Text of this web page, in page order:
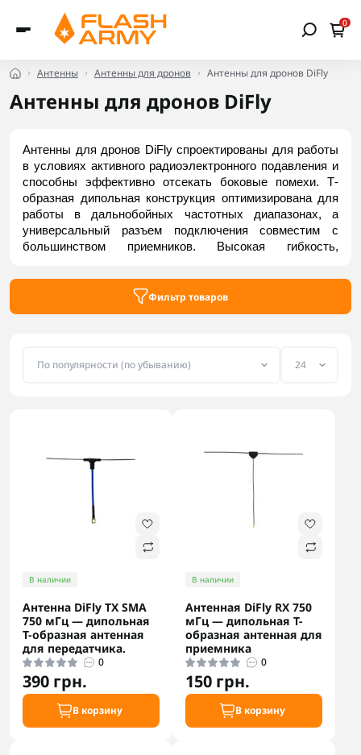
0
Антенны Антенны для дронов Антенны для дронов DiFly
Антенны для дронов DiFly
Антенны для дронов DiFly спроектированы для работы
в условиях активного радиоэлектронного подавления и
способны эффективно отсекать боковые помехи. Т-
образная дипольная конструкция оптимизирована для
работы в дальнобойных частотных диапазонах, а
универсальный разъем подключения совместим с
большинством приемников. Высокая гибкость,
парусность и обеспечивают устойчивость к
механическим нагрузкам. Приобрести актуальные
Фильтр товаров
В наличии
Антенна DiFly TX SMA
750 мГц — дипольная
T-образная антенная
для передатчика.
0
390 грн.
В корзину
В наличии
Антенная DiFly RX 750
мГц — дипольная T-
образная антенная для
приемника
0
150 грн.
В корзину